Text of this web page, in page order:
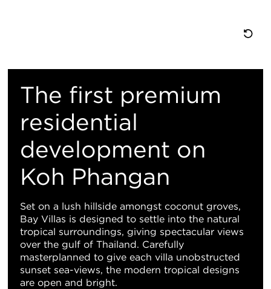
The first premium
residential
development on
Koh Phangan
Set on a lush hillside amongst coconut groves,
Bay Villas is designed to settle into the natural
tropical surroundings, giving spectacular views
over the gulf of Thailand. Carefully
masterplanned to give each villa unobstructed
sunset sea-views, the modern tropical designs
are open and bright.